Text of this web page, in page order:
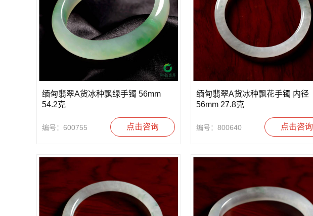
缅甸翡翠A货冰种飘绿手镯 56mm
54.2克
编号：600755 点击咨询
缅甸翡翠A货冰种飘花手镯 内径
56mm 27.8克
编号：800640 点击咨询